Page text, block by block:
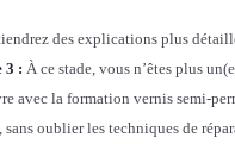
des explications plus
3 : À ce stade, vous n’êtes plus
avec la formation vernis semi-
sans oublier les techniques de